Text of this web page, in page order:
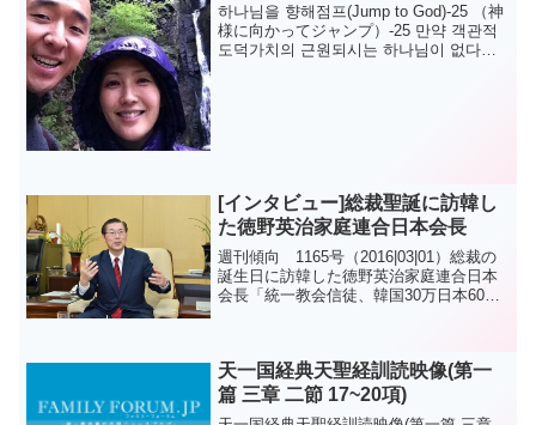
하나님을 향해점프(Jump to God)-25 （神
様に向かってジャンプ）-25 만약 객관적
도덕가치의 근원되시는 하나님이 없다면,
[インタビュー]総裁聖誕に訪韓し
た徳野英治家庭連合日本会長
週刊傾向 1165号（2016|03|01）総裁の
誕生日に訪韓した徳野英治家庭連合日本
会長「統一教会信徒、韓国30万日本60
た、日本の...
天一国経典天聖経訓読映像(第一
篇 三章 二節 17~20項)